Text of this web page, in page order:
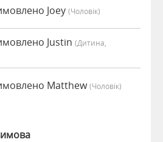
Joey (чоловік)
Justin (дитина,
Matthew(чоловік)